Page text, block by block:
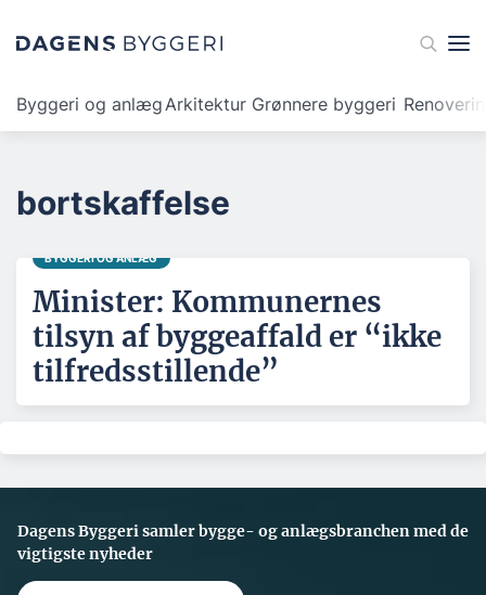
Byggeri og anlægArkitektur Grønnere byggeri
bortskaffelse
BYGGERI OG ANLÆG
Minister: Kommunernes
tilsyn af byggeaffald er “ikke
tilfredsstillende”
Dagens Byggeri samler bygge- og anlægsbranchen med de
vigtigste nyheder